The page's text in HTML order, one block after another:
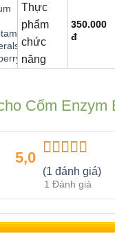
Thực
phẩm
chức
năng
350.000
đ
Cốm Enzym
5,0
Được xếp
hạng 5.00
sao
(1 đánh giá)
1 Đánh giá